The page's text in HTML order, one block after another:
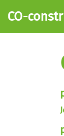
Aller au
CO-